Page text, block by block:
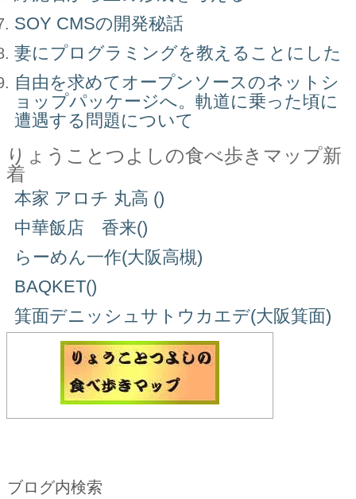
SOY CMSの開発秘話
妻にプログラミングを教えることにした
自由を求めてオープンソースのネットシ
ョップパッケージへ。軌道に乗った頃に
遭遇する問題について
りょうことつよしの食べ歩きマップ新
着
本家 アロチ 丸高 ()
中華飯店 香来()
らーめん一作(大阪高槻)
BAQKET()
箕面デニッシュサトウカエデ(大阪箕面)
ブログ内検索